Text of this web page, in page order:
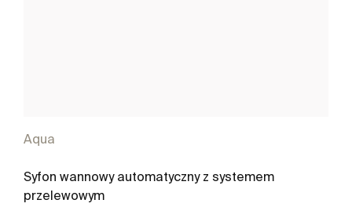
Aqua
Syfon wannowy automatyczny z systemem
przelewowym